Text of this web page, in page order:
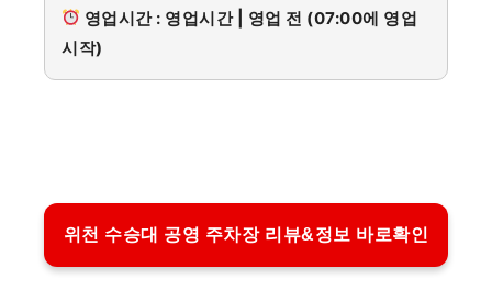
영업시간 : 영업시간 | 영업 전 (07:00에 영업
시작)
위천 수승대 공영 주차장 리뷰&정보 바로확인